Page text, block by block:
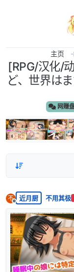
主页
[RPG/汉化/
ど、世界は
网赚
不
离线
近月厨 不用其极